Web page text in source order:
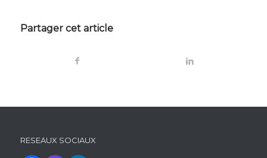
Partager cet article
RESEAUX SOCIAUX